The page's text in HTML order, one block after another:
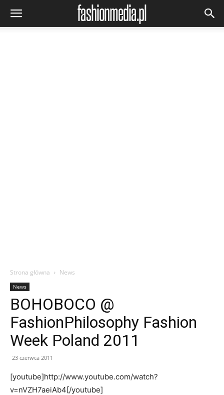
Strona główna News
News
BOHOBOCO @
FashionPhilosophy Fashion
Week Poland 2011
23 czerwca 2011
[youtube]http://www.youtube.com/watch?
v=nVZH7aeiAb4[/youtube]